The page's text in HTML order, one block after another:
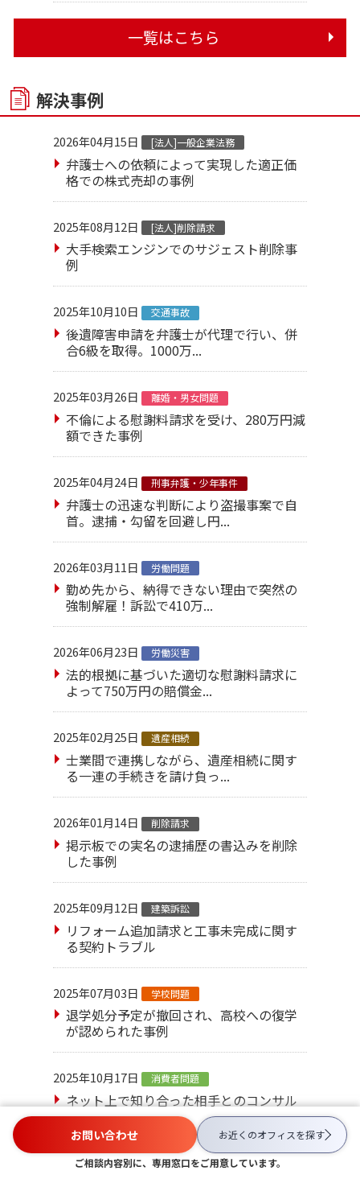
一覧はこちら
解決事例
2026年04月15日 [法人]一般企業法務
弁護士への依頼によって実現した適正価
格での株式売却の事例
2025年08月12日 [法人]削除請求
大手検索エンジンでのサジェスト削除事
例
2025年10月10日 交通事故
後遺障害申請を弁護士が代理で行い、併
合6級を取得。1000万...
2025年03月26日 離婚・男女問題
不倫による慰謝料請求を受け、280万円減
額できた事例
2025年04月24日 刑事弁護・少年事件
弁護士の迅速な判断により盗撮事案で自
首。逮捕・勾留を回避し円...
2026年03月11日 労働問題
勤め先から、納得できない理由で突然の
強制解雇！訴訟で410万...
2026年06月23日 労働災害
法的根拠に基づいた適切な慰謝料請求に
よって750万円の賠償金...
2025年02月25日 遺産相続
士業間で連携しながら、遺産相続に関す
る一連の手続きを請け負っ...
2026年01月14日 削除請求
掲示板での実名の逮捕歴の書込みを削除
した事例
2025年09月12日 建築訴訟
リフォーム追加請求と工事未完成に関す
る契約トラブル
2025年07月03日 学校問題
退学処分予定が撤回され、高校への復学
が認められた事例
2025年10月17日 消費者問題
ネット上で知り合った相手とのコンサル
ティング契約でのトラブル
一覧はこちら
お問い合わせ お近くのオフィスを探す
ご相談内容別に、専用窓口をご用意しています。